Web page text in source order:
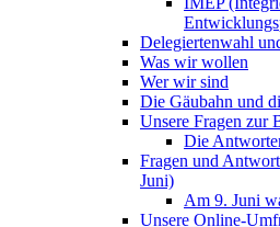
Delegiertenwahl
Was wir wollen
Wer wir sind
Die Gäubahn und
Unsere Fragen zur
Die
Fragen und
Juni)
Am 9. Juni
Unsere Online-